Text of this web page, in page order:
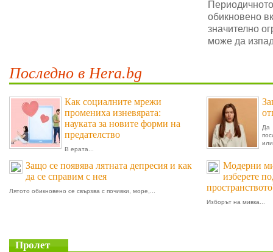
обикновено
значително
може да
Последно в Hera.bg
Как социалните мрежи
промениха изневярата:
науката за новите форми на
предателство
В ерата...
Да
Защо се появява лятната депресия и как
да се справим с нея
Лятото обикновено се свързва с почивки, море,...
Модерни
изберете
Изборът на мивка...
Пролет